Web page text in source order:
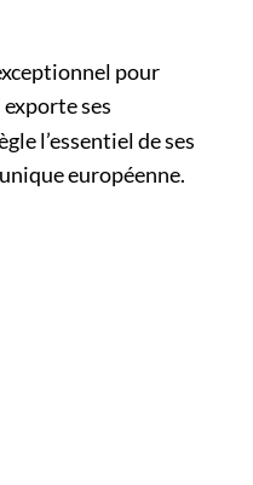
pour
ses
l’essentiel de ses
européenne.